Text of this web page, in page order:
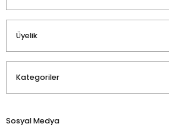
Üyelik
Kategoriler
Sosyal Medya